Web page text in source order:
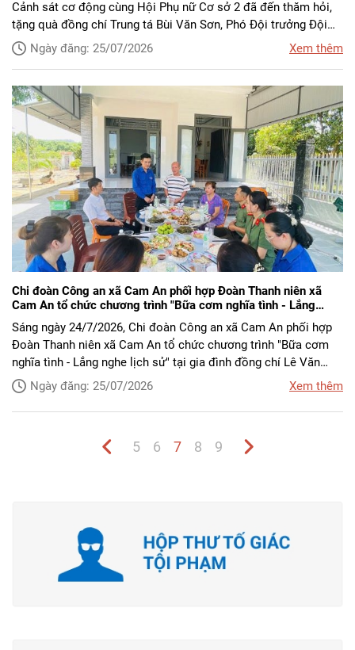
Cảnh sát cơ động cùng Hội Phụ nữ Cơ sở 2 đã đến thăm hỏi,
tặng quà đồng chí Trung tá Bùi Văn Sơn, Phó Đội trưởng Đội
Quản lý, sử dụng động vật nghiệp vụ, là thương binh đang công
tác tại đơn vị.
Ngày đăng: 25/07/2026 Xem thêm
Chi đoàn Công an xã Cam An phối hợp Đoàn Thanh niên xã
Cam An tổ chức chương trình "Bữa cơm nghĩa tình - Lắng
nghe lịch sử"
Sáng ngày 24/7/2026, Chi đoàn Công an xã Cam An phối hợp
Đoàn Thanh niên xã Cam An tổ chức chương trình "Bữa cơm
nghĩa tình - Lắng nghe lịch sử" tại gia đình đồng chí Lê Văn
Bình - thôn Vĩnh An, xã Cam An, tỉnh Khánh Hòa là Thương binh
hạng 3/4 từng chiến đấu tại chiến trường Campuchia. Đây là
hoạt động mang ý nghĩa hướng tới kỷ niệm 79 năm Ngày
Ngày đăng: 25/07/2026 Xem thêm
5 6 7 8 9